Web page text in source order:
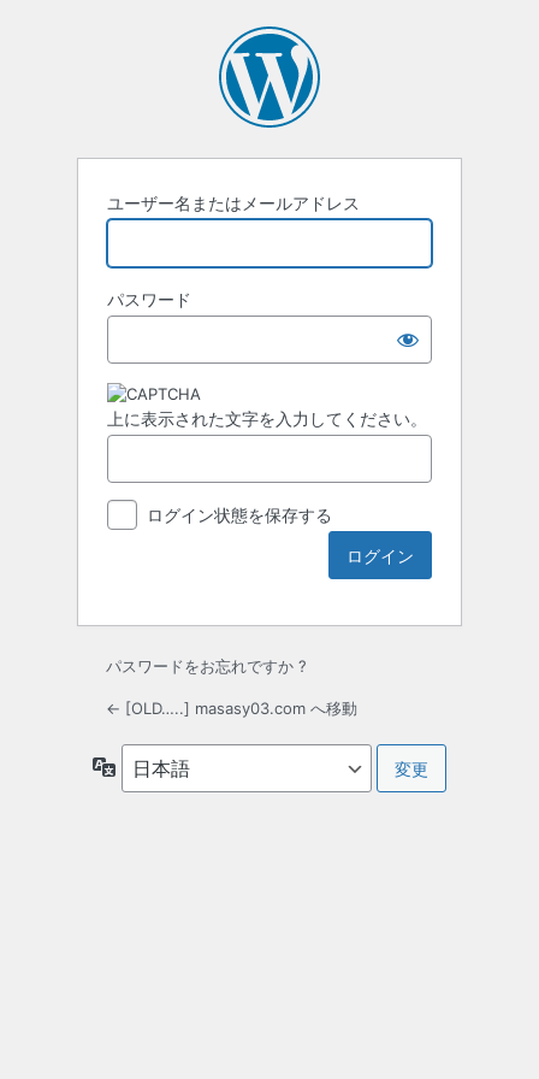
ユーザー名またはメールアドレス
パスワード
上に表示された文字を入力してください。
ログイン状態を保存する
パスワードをお忘れですか ?
← [OLD…..] masasy03.com へ移動
語